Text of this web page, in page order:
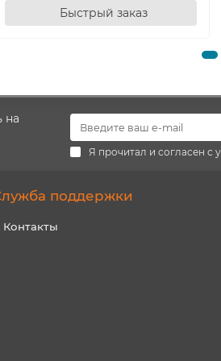
Быстрый заказ
на
Я прочитал и согласен с
поддержки
Контакты